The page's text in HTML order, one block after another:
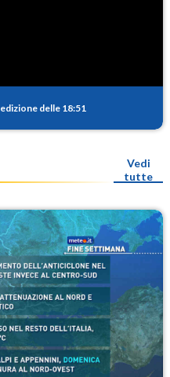
edizione delle 18:51
Vedi
tutte